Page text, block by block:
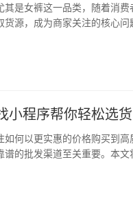
是女裤这一品类，随着消费
源，成为商家关注的核心问
小程序帮你轻松选货
何以更实惠的价格购买到高
的批发渠道至关重要。本文